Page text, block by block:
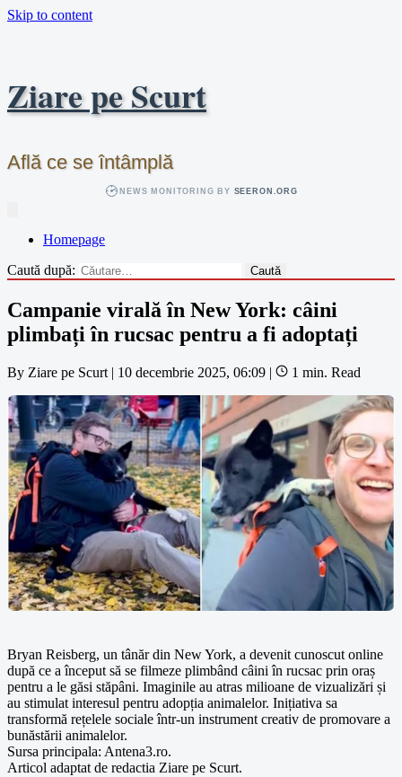
Skip to content
Ziare pe Scurt
Află ce se întâmplă
NEWS MONITORING BY SEERON.ORG
Homepage
Caută după:
Campanie virală în New York: câini
plimbați în rucsac pentru a fi adoptați
By Ziare pe Scurt | 10 decembrie 2025, 06:09 | 1 min. Read
Bryan Reisberg, un tânăr din New York, a devenit cunoscut online
după ce a început să se filmeze plimbând câini în rucsac prin oraș
pentru a le găsi stăpâni. Imaginile au atras milioane de vizualizări și
au stimulat interesul pentru adopția animalelor. Inițiativa sa
transformă rețelele sociale într-un instrument creativ de promovare a
bunăstării animalelor.
Sursa principala: Antena3.ro.
Articol adaptat de redactia Ziare pe Scurt.